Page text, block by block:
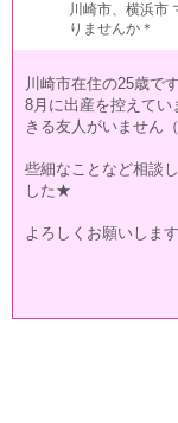
川崎市、横浜市
りませんか＊
川崎市在住の25歳で
8月に出産を控えて
きる友人がいません（
些細なことなど相談
した★
よろしくお願いしま